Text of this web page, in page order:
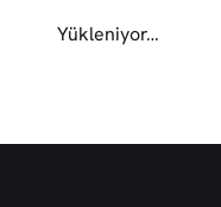
Yükleniyor…